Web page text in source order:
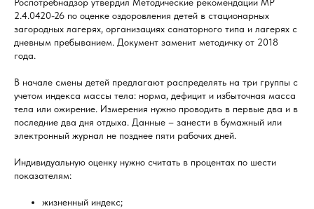
2.4.0420-26 по оценке оздоровления детей в стационарных
загородных лагерях, организациях санаторного типа и лагерях с
дневным пребыванием. Документ заменит методичку от 2018
года.
В начале смены детей предлагают распределять на три группы с
учетом индекса массы тела: норма, дефицит и избыточная масса
тела или ожирение. Измерения нужно проводить в первые два и в
последние два дня отдыха. Данные – занести в бумажный или
электронный журнал не позднее пяти рабочих дней.
Индивидуальную оценку нужно считать в процентах по шести
показателям:
жизненный индекс;